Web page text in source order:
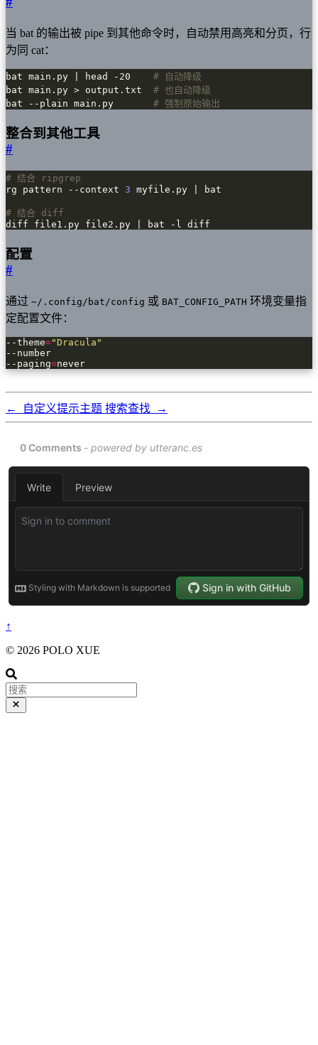
当 bat 的输出被 pipe 到其他命令时，自动禁用高亮和分页，行
为同 cat：
bat main.py | head -20 # 自动降级
bat main.py > output.txt # 也自动降级
bat --plain main.py # 强制原始输出
整合到其他工具
#
# 结合 ripgrep
rg pattern --context 3
# 结合 diff
diff file1.py file2.py | bat -l diff
配置
#
通过 ~/.config/bat/config 或 BAT_CONFIG_PATH 环境变量指
定配置文件：
--theme="Dracula"
--paging=never
← 自定义提示主题 搜索查找 →
↑
© 2026 POLO XUE